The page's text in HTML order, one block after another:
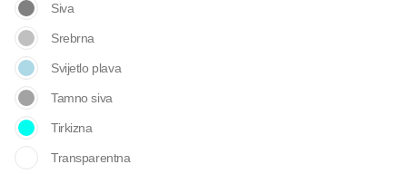
Siva
Srebrna
Svijetlo plava
Tamno siva
Tirkizna
Transparentna